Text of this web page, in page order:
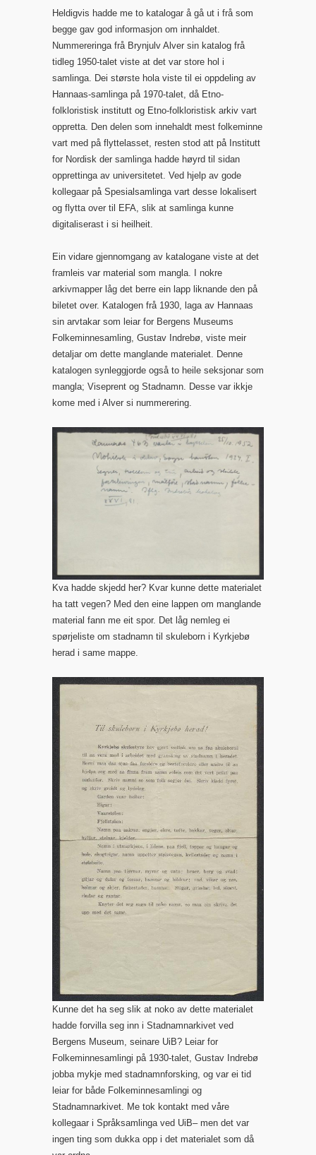
Heldigvis hadde me to katalogar å gå ut i frå som
begge gav god informasjon om innhaldet.
Nummereringa frå Brynjulv Alver sin katalog frå
tidleg 1950-talet viste at det var store hol i
samlinga. Dei største hola viste til ei oppdeling av
Hannaas-samlinga på 1970-talet, då Etno-
folkloristisk institutt og Etno-folkloristisk arkiv vart
oppretta. Den delen som innehaldt mest folkeminne
vart med på flyttelasset, resten stod att på Institutt
for Nordisk der samlinga hadde høyrd til sidan
opprettinga av universitetet. Ved hjelp av gode
kollegaar på Spesialsamlinga vart desse lokalisert
og flytta over til EFA, slik at samlinga kunne
digitaliserast i si heilheit.
Ein vidare gjennomgang av katalogane viste at det
framleis var material som mangla. I nokre
arkivmapper låg det berre ein lapp liknande den på
biletet over. Katalogen frå 1930, laga av Hannaas
sin arvtakar som leiar for Bergens Museums
Folkeminnesamling, Gustav Indrebø, viste meir
detaljar om dette manglande materialet. Denne
katalogen synleggjorde også to heile seksjonar som
mangla; Viseprent og Stadnamn. Desse var ikkje
kome med i Alver si nummerering.
Kva hadde skjedd her? Kvar kunne dette materialet
ha tatt vegen? Med den eine lappen om manglande
material fann me eit spor. Det låg nemleg ei
spørjeliste om stadnamn til skuleborn i Kyrkjebø
herad i same mappe.
Kunne det ha seg slik at noko av dette materialet
hadde forvilla seg inn i Stadnamnarkivet ved
Bergens Museum, seinare UiB? Leiar for
Folkeminnesamlingi på 1930-talet, Gustav Indrebø
jobba mykje med stadnamnforsking, og var ei tid
leiar for både Folkeminnesamlingi og
Stadnamnarkivet. Me tok kontakt med våre
kollegaar i Språksamlinga ved UiB– men det var
ingen ting som dukka opp i det materialet som då